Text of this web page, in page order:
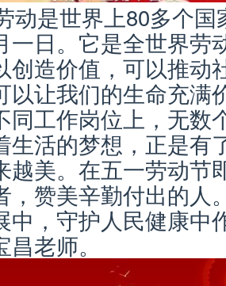
动是世界上80多个
一日。它是全世界劳
创造价值，可以推动
以让我们的生命充满
同工作岗位上，无数
生活的梦想，正是有
越美。在五一劳动节
，赞美辛勤付出的人
中，守护人民健康中
老师。